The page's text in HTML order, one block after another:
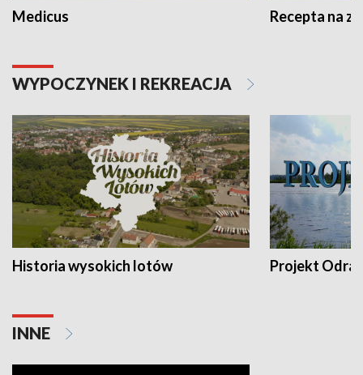
Medicus Recepta na
WYPOCZYNEK I REKREACJA
Historia wysokich lotów Projekt Odra
INNE